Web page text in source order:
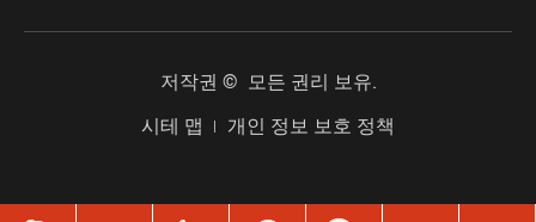
저작권 © 모든 권리 보유.
시테 맵
개인 정보 보호 정책